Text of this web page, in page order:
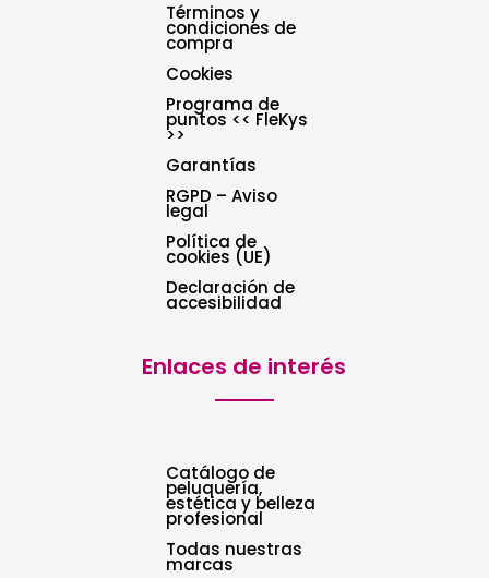
Términos y
condiciones de
compra
Cookies
Programa de
puntos << FleKys
>>
Garantías
RGPD – Aviso
legal
Política de
cookies (UE)
Declaración de
accesibilidad
Enlaces de interés
Catálogo de
peluquería,
estética y belleza
profesional
Todas nuestras
marcas